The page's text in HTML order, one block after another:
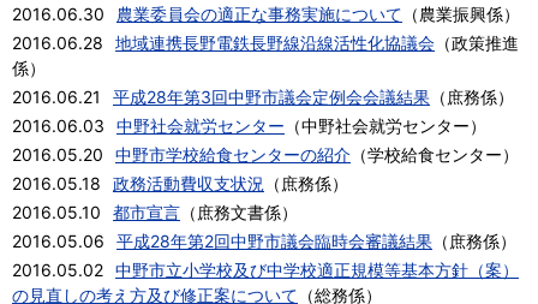
2016.06.30
農業委員会の適正な事務実施について （農業振興係）
2016.06.28
地域連携長野電鉄長野線沿線活性化協議会 （政策推進
係）
2016.06.21
平成28年第3回中野市議会定例会会議結果 （ 庶務係）
2016.06.03
中野社会就労センター （中野社会就労センター）
2016.05.20
中野市学校給食センターの紹介 （学校給食センター）
2016.05.18
政務活動費収支状況 （ 庶務係）
2016.05.10
都市宣言 （ 庶務文書係）
2016.05.06
平成28年第2回中野市議会臨時会審議結果 （ 庶務係）
2016.05.02 中野市立小学校及び中学校適正規模等基本方針（案）
の見直しの考え方及び修正案について （総務係）